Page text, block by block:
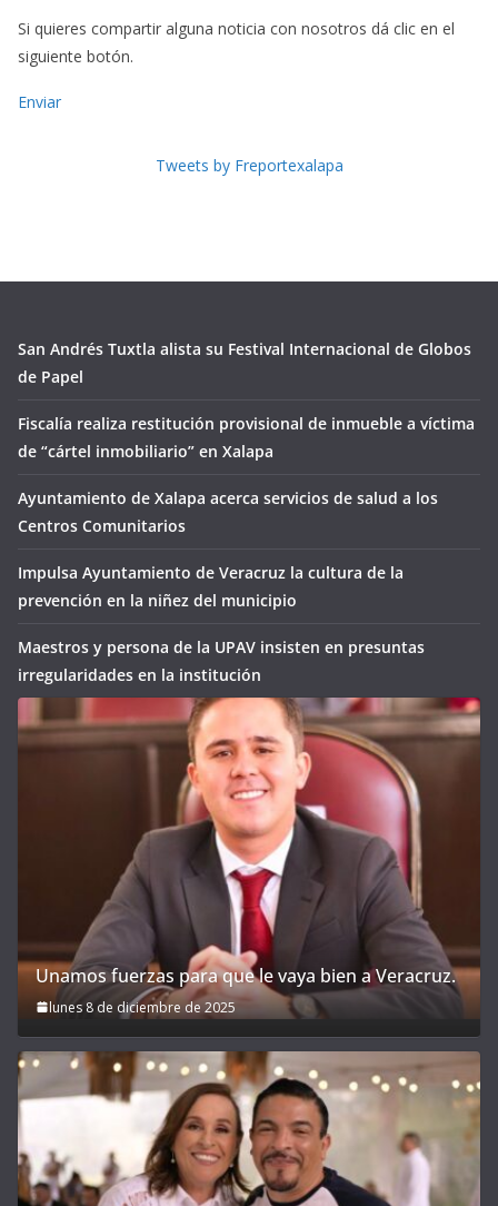
Si quieres compartir alguna noticia con nosotros dá clic en el
siguiente botón.
Enviar
Tweets by Freportexalapa
San Andrés Tuxtla alista su Festival Internacional de Globos
de Papel
Fiscalía realiza restitución provisional de inmueble a víctima
de “cártel inmobiliario” en Xalapa
Ayuntamiento de Xalapa acerca servicios de salud a los
Centros Comunitarios
Impulsa Ayuntamiento de Veracruz la cultura de la
prevención en la niñez del municipio
Maestros y persona de la UPAV insisten en presuntas
irregularidades en la institución
Unamos fuerzas para que le vaya bien a Veracruz.
lunes 8 de diciembre de 2025